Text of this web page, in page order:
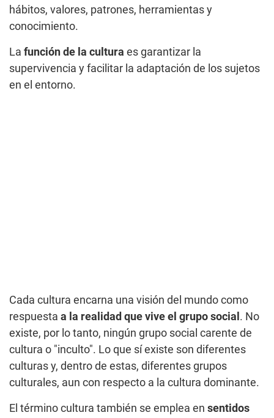
hábitos, valores, patrones, herramientas y
conocimiento.
La función de la cultura es garantizar la
supervivencia y facilitar la adaptación de los sujetos
en el entorno.
Cada cultura encarna una visión del mundo como
respuesta a la realidad que vive el grupo social . No
existe, por lo tanto, ningún grupo social carente de
cultura o "inculto". Lo que sí existe son diferentes
culturas y, dentro de estas, diferentes grupos
culturales, aun con respecto a la cultura dominante.
El término cultura también se emplea en sentidos